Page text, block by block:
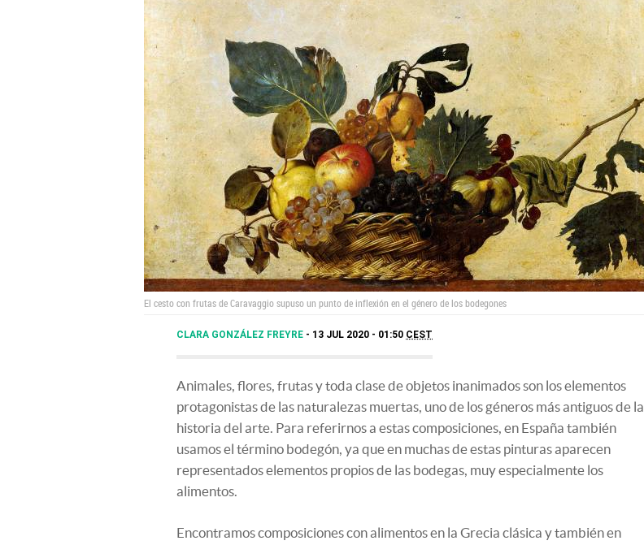
El cesto con frutas de Caravaggio supuso un punto de inflexión en el género de los bodegones
CLARA GONZÁLEZ FREYRE 13 JUL 2020 - 01:50 CEST
Animales, flores, frutas y toda clase de objetos inanimados son los elementos
protagonistas de las naturalezas muertas, uno de los géneros más antiguos de la
historia del arte. Para referirnos a estas composiciones, en España también
usamos el término bodegón, ya que en muchas de estas pinturas aparecen
representados elementos propios de las bodegas, muy especialmente los
alimentos.
Encontramos composiciones con alimentos en la Grecia clásica y también en